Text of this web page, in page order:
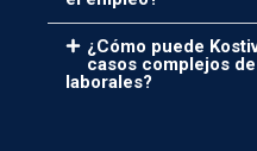
¿Cómo puede
casos complejos
laborales?